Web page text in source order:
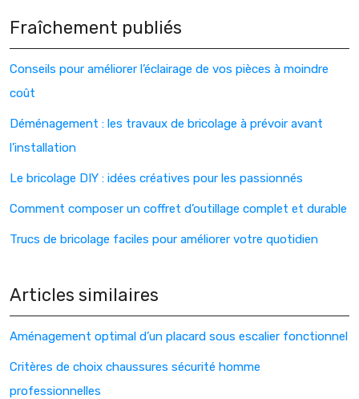
Fraîchement publiés
Conseils pour améliorer l’éclairage de vos pièces à moindre
coût
Déménagement : les travaux de bricolage à prévoir avant
l’installation
Le bricolage DIY : idées créatives pour les passionnés
Comment composer un coffret d’outillage complet et durable
Trucs de bricolage faciles pour améliorer votre quotidien
Articles similaires
Aménagement optimal d’un placard sous escalier fonctionnel
Critères de choix chaussures sécurité homme
professionnelles